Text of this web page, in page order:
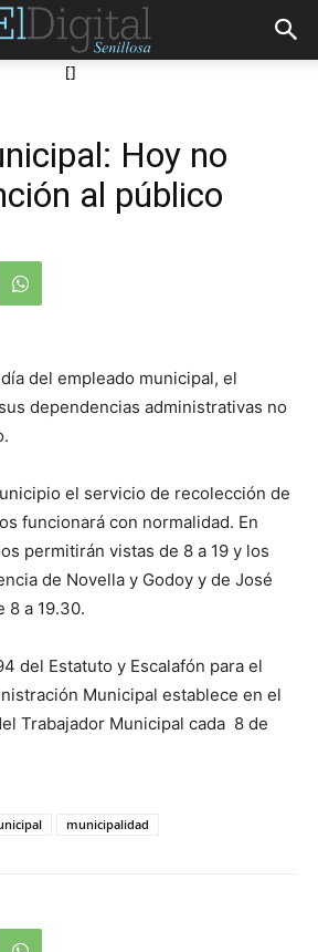
[]
Hoy no
al público
del empleado municipal, el
dependencias administrativas no
el servicio de recolección de
funcionará con normalidad. En
permitirán vistas de 8 a 19 y los
de Novella y Godoy y de José
8 a 19.30.
del Estatuto y Escalafón para el
Municipal establece en el
Trabajador Municipal cada 8 de
municipalidad